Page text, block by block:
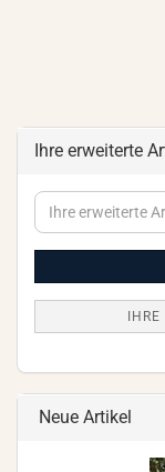
Ihre erweiterte
Ihre
erweiterte
Neue Artikel